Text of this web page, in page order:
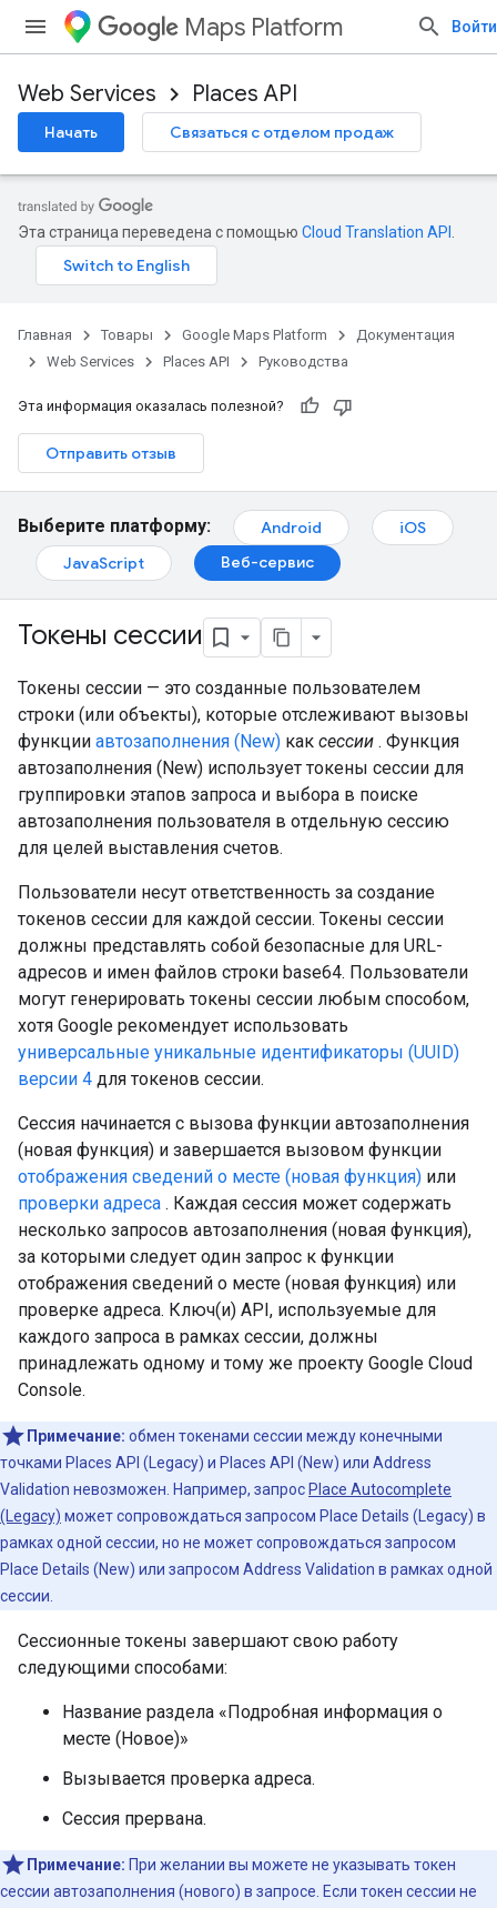
Maps Platform Войти
Web Services Places API
Начать Связаться с отделом продаж
Эта страница переведена с помощью Cloud Translation API
Главная Товары Google Maps Platform
Документация
Web Services
Places API Руководства
Эта информация оказалась полезной?
Отправить отзыв
Выберите платформу: Android
iOS
JavaScript
Веб-сервис
Токены сессии
Токены сессии — это созданные пользователем
строки (или объекты), которые отслеживают вызовы
функции автозаполнения (New) как сессии . Функция
автозаполнения (New) использует токены сессии для
группировки этапов запроса и выбора в поиске
автозаполнения пользователя в отдельную сессию
для целей выставления счетов.
Пользователи несут ответственность за создание
токенов сессии для каждой сессии. Токены сессии
должны представлять собой безопасные для URL-
адресов и имен файлов строки base64. Пользователи
могут генерировать токены сессии любым способом,
хотя Google рекомендует использовать
универсальные уникальные идентификаторы (UUID)
версии 4 для токенов сессии.
Сессия начинается с вызова функции автозаполнения
(новая функция) и завершается вызовом функции
отображения сведений о месте (новая функция) или
проверки адреса . Каждая сессия может содержать
несколько запросов автозаполнения (новая функция),
за которыми следует один запрос к функции
отображения сведений о месте (новая функция) или
проверке адреса. Ключ(и) API, используемые для
каждого запроса в рамках сессии, должны
принадлежать одному и тому же проекту Google Cloud
Console.
Примечание: обмен токенами сессии между конечными
точками Places API (Legacy) и Places API (New) или Address
Validation невозможен. Например, запрос Place Autocomplete
(Legacy) может сопровождаться запросом Place Details (Legacy) в
рамках одной сессии, но не может сопровождаться запросом
Place Details (New) или запросом Address Validation в рамках одной
сессии.
Сессионные токены завершают свою работу
следующими способами:
Название раздела «Подробная информация о
месте (Новое)»
Вызывается проверка адреса.
Сессия прервана.
Примечание: При желании вы можете не указывать токен
сессии автозаполнения (нового) в запросе. Если токен сессии не